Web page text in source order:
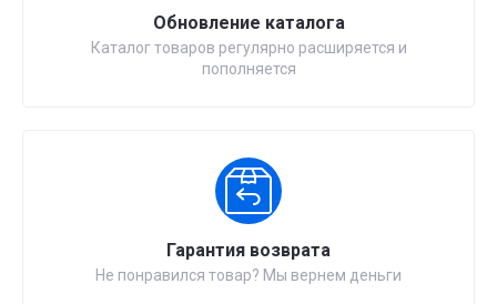
Обновление каталога
Каталог товаров регулярно расширяется и
пополняется
Гарантия возврата
Не понравился товар? Мы вернем деньги